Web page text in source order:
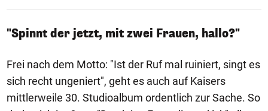
"Spinnt der jetzt, mit zwei Frauen, hallo?"
Frei nach dem Motto: "Ist der Ruf mal ruiniert, singt es
sich recht ungeniert", geht es auch auf Kaisers
mittlerweile 30. Studioalbum ordentlich zur Sache. So